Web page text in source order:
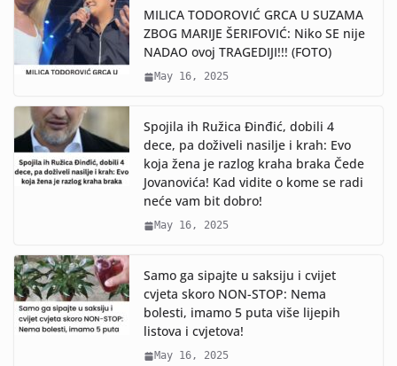
MILICA TODOROVIĆ GRCA U SUZAMA
ZBOG MARIJE ŠERIFOVIĆ: Niko SE nije
NADAO ovoj TRAGEDIJI!!! (FOTO)
May 16, 2025
Spojila ih Ružica Đinđić, dobili 4
dece, pa doživeli nasilje i krah: Evo
koja žena je razlog kraha braka Čede
Jovanovića! Kad vidite o kome se radi
neće vam bit dobro!
May 16, 2025
Samo ga sipajte u saksiju i cvijet
cvjeta skoro NON-STOP: Nema
bolesti, imamo 5 puta više lijepih
listova i cvjetova!
May 16, 2025